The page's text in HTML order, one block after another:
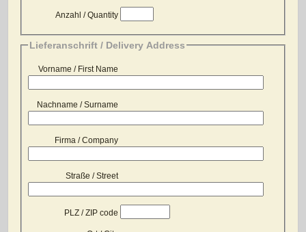
Anzahl / Quantity
Lieferanschrift / Delivery Address
Vorname / First Name
Nachname / Surname
Firma / Company
Straße / Street
PLZ / ZIP code